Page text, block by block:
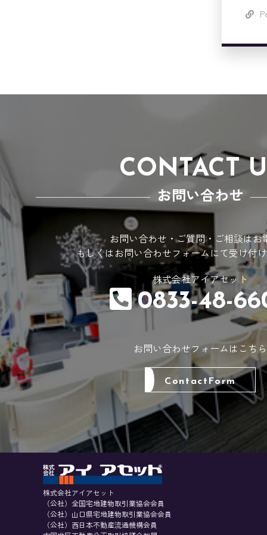
CONTACT
お問い合わせ
お問い合わせ・ご質問・ご相談はお
もしくはお問い合わせフォームにて受け付
株式会社アイアセット
0833-48-
お問い合わせフォームはこちら
ContactForm
株式会社アイアセット
（公社）全国宅地建物取引業協会会員
（公社）山口県宅地建物取引業協会会員
（公社）西日本不動産流通機構会員